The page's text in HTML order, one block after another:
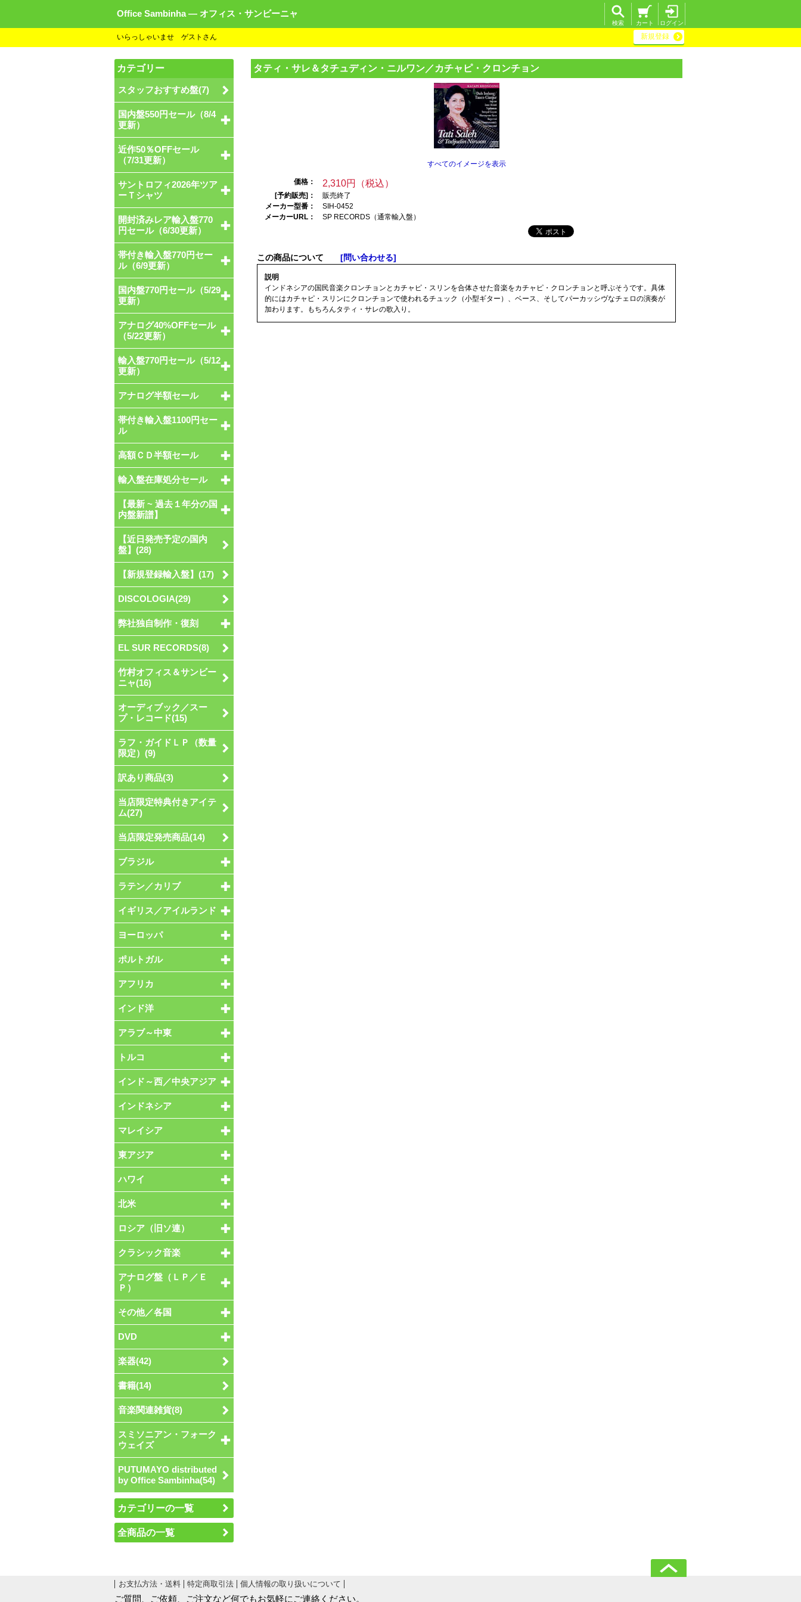
Office Sambinha ― オフィス・サンビーニャ
ログイン
カート
検索
いらっしゃいませ ゲストさん 新規登録
タティ・サレ＆タチュディン・ニルワン／カチャピ・ クロンチョン
すべてのイメージを表示
価格： 2,310円（税込）
[予約販売]：
販売終了
メーカー型番：
SIH-0452
メーカーURL：
SP RECORDS（通常輸入盤）
この商品について [問い合わせる]
説明
インドネシアの国民音楽クロンチョンとカチャピ・スリンを合体させた音楽をカチャピ・クロンチョンと呼ぶそうです。具体
的にはカチャピ・スリンにクロンチョンで使われるチュック（小型ギター）、ベース、そしてパーカッシヴなチェロの演奏が
加わります。もちろんタティ・サレの歌入り。
カテゴリー
スタッフおすすめ盤(7)
国内盤550円セール（8/4
更新）
近作50％OFFセール
（7/31更新）
サントロフィ2026年ツア
ーＴシャツ
開封済みレア輸入盤770
円セール（6/30更新）
帯付き輸入盤770円セー
ル（6/9更新）
国内盤770円セール（5/29
更新）
アナログ40%OFFセール
（5/22更新）
輸入盤770円セール（5/12
更新）
アナログ半額セール
帯付き輸入盤1100円セー
ル
高額ＣＤ半額セール
輸入盤在庫処分セール
【最新 ~ 過去１年分の国
内盤新譜】
【近日発売予定の国内
盤】(28)
【新規登録輸入盤】(17)
DISCOLOGIA(29)
弊社独自制作・復刻
EL SUR RECORDS(8)
竹村オフィス＆サンビー
ニャ(16)
オーディブック／スー
プ・レコード(15)
ラフ・ガイドＬＰ（数量
限定）(9)
訳あり商品(3)
当店限定特典付きアイテ
ム(27)
当店限定発売商品(14)
ブラジル
ラテン／カリブ
イギリス／アイルランド
ヨーロッパ
ポルトガル
アフリカ
インド洋
アラブ～中東
トルコ
インド～西／中央アジア
インドネシア
マレイシア
東アジア
ハワイ
北米
ロシア（旧ソ連）
クラシック音楽
アナログ盤（ＬＰ／Ｅ
Ｐ）
その他／各国
DVD
楽器(42)
書籍(14)
音楽関連雑貨(8)
スミソニアン・フォーク
ウェイズ
PUTUMAYO distributed
by Office Sambinha(54)
カテゴリーの一覧
全商品の一覧
お支払方法・送料 特定商取引法 個人情報の取り扱いについて
ご質問、ご依頼、ご注文など何でもお気軽にご連絡ください。